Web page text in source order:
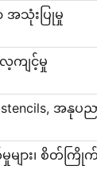
အသုံးပြုမှု
ေ့ကျင့်မှု
အနုပ
ျား၊ စိတ်ကြိုက်